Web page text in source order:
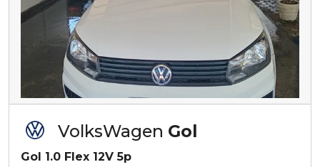
VolksWagen Gol
Gol 1.0 Flex 12V 5p